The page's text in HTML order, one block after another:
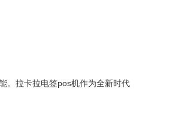
。拉卡拉电签pos机作为全新时代